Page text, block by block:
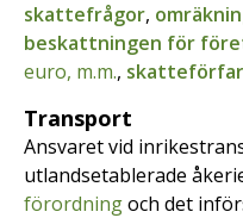
skattefrågor,
beskattningen för
euro, m.m.,
Transport
Ansvaret vid
utlandsetablerade
förordningoch det